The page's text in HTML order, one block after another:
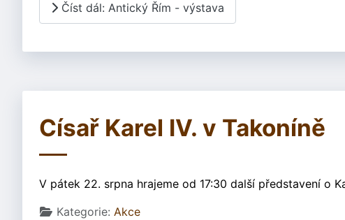
Číst dál: Antický Řím - výstava
Císař Karel IV. v Takoníně
V pátek 22. srpna hrajeme od 17:30 další představení o
Základní údaje
Kategorie: Akce